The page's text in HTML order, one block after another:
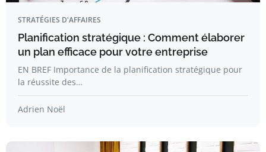
STRATÉGIES D'AFFAIRES
Planification stratégique : Comment élaborer
un plan efficace pour votre entreprise
EN BREF Importance de la planification stratégique pour
la réussite des…
Adrien Noël